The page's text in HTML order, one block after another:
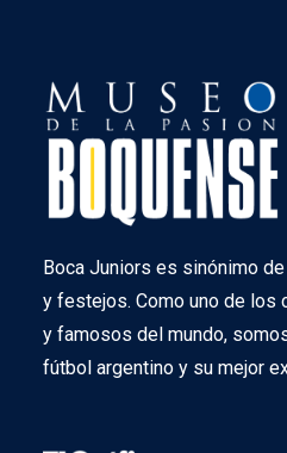
Boca Juniors es sinónimo
y festejos. Como uno de los
y famosos del mundo,
fútbol argentino y su mejor